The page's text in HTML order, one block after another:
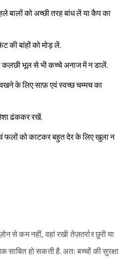
बालों को अच्छी तरह बांध लें या कैप का
की बांहों को मोड़ लें.
कलछी भूल से भी कच्चे अनाज में न डालें.
के लिए साफ़ एवं स्वच्छ चम्मच का
ढंककर रखें.
फलों को काटकर बहुत देर के लिए खुला न
से कम नहीं, वहां रखी तेज़तर्रार छुरी या
हो सकती है. अतः बच्चों की सुरक्षा